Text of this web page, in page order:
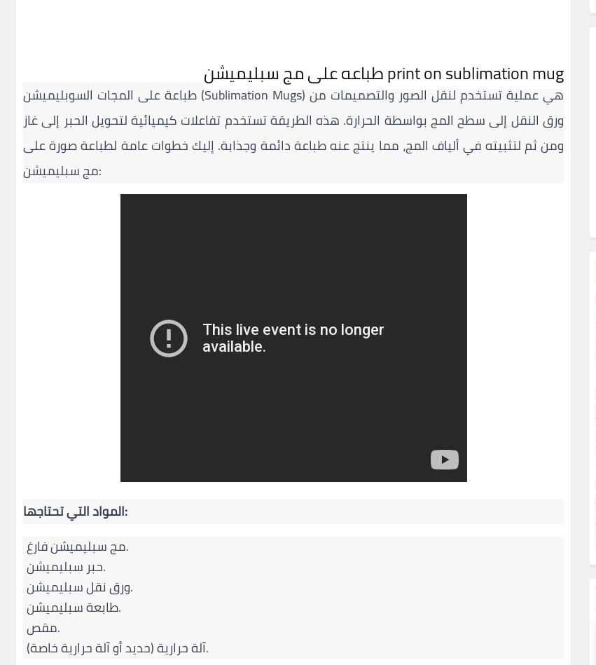
طباعه على مج سبليميشن print on sublimation mug
طباعة على المجات السوبليميشن (Sublimation Mugs) هي عملية تستخدم لنقل الصور والتصميمات من
ورق النقل إلى سطح المج بواسطة الحرارة. هذه الطريقة تستخدم تفاعلات كيميائية لتحويل الحبر إلى غاز
ومن ثم لتثبيته في ألياف المج، مما ينتج عنه طباعة دائمة وجذابة. إليك خطوات عامة لطباعة صورة على
مج سبليميشن:
المواد التي تحتاجها:
مج سبليميشن فارغ.
حبر سبليميشن.
ورق نقل سبليميشن.
طابعة سبليميشن.
مقص.
آلة حرارية (حديد أو آلة حرارية خاصة).